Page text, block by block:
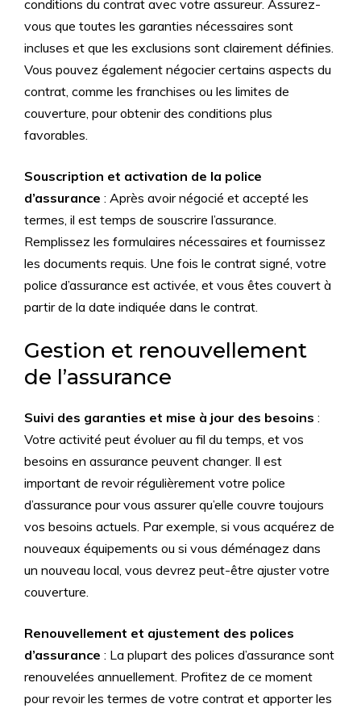
conditions du contrat avec votre assureur. Assurez-
vous que toutes les garanties nécessaires sont
incluses et que les exclusions sont clairement définies.
Vous pouvez également négocier certains aspects du
contrat, comme les franchises ou les limites de
couverture, pour obtenir des conditions plus
favorables.
Souscription et activation de la police
d’assurance : Après avoir négocié et accepté les
termes, il est temps de souscrire l’assurance.
Remplissez les formulaires nécessaires et fournissez
les documents requis. Une fois le contrat signé, votre
police d’assurance est activée, et vous êtes couvert à
partir de la date indiquée dans le contrat.
Gestion et renouvellement
de l’assurance
Suivi des garanties et mise à jour des besoins :
Votre activité peut évoluer au fil du temps, et vos
besoins en assurance peuvent changer. Il est
important de revoir régulièrement votre police
d’assurance pour vous assurer qu’elle couvre toujours
vos besoins actuels. Par exemple, si vous acquérez de
nouveaux équipements ou si vous déménagez dans
un nouveau local, vous devrez peut-être ajuster votre
couverture.
Renouvellement et ajustement des polices
d’assurance : La plupart des polices d’assurance sont
renouvelées annuellement. Profitez de ce moment
pour revoir les termes de votre contrat et apporter les